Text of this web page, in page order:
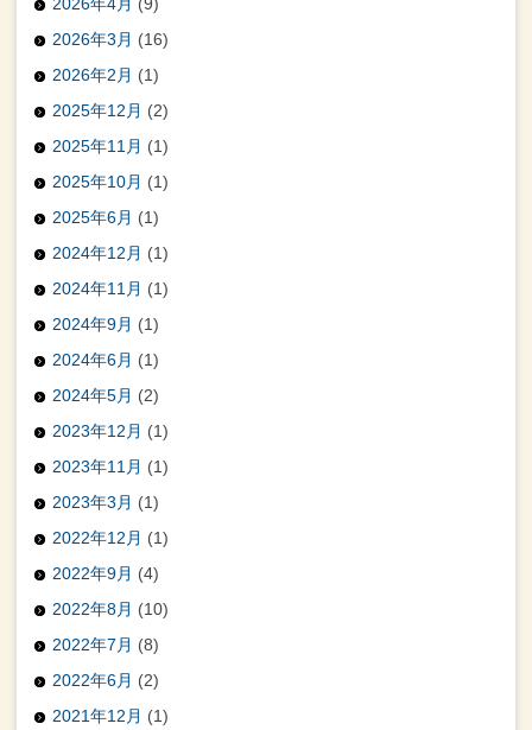
2026年3月 (16)
2026年2月 (1)
2025年12月 (2)
2025年11月 (1)
2025年10月 (1)
2025年6月 (1)
2024年12月 (1)
2024年11月 (1)
2024年9月 (1)
2024年6月 (1)
2024年5月 (2)
2023年12月 (1)
2023年11月 (1)
2023年3月 (1)
2022年12月 (1)
2022年9月 (4)
2022年8月 (10)
2022年7月 (8)
2022年6月 (2)
2021年12月 (1)